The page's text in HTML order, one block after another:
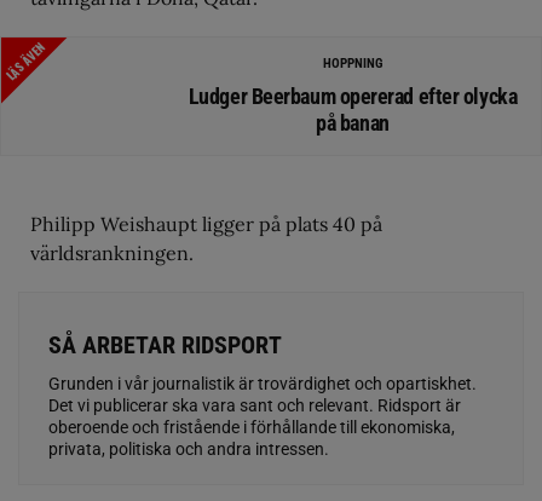
LÄS ÄVEN HOPPNING
Ludger Beerbaum opererad efter olycka
på banan
Philipp Weishaupt ligger på plats 40 på
världsrankningen.
SÅ ARBETAR RIDSPORT
Grunden i vår journalistik är trovärdighet och opartiskhet.
Det vi publicerar ska vara sant och relevant. Ridsport är
oberoende och fristående i förhållande till ekonomiska,
privata, politiska och andra intressen.